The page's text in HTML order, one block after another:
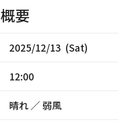
概要
2025/12/13 (Sat)
12:00
晴れ ／ 弱風